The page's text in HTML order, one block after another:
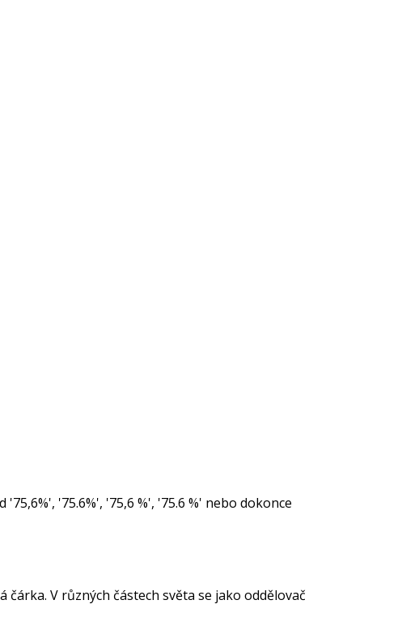
'75.6%', '75,6 %', '75.6 %' nebo dokonce
V různých částech světa se jako oddělovač